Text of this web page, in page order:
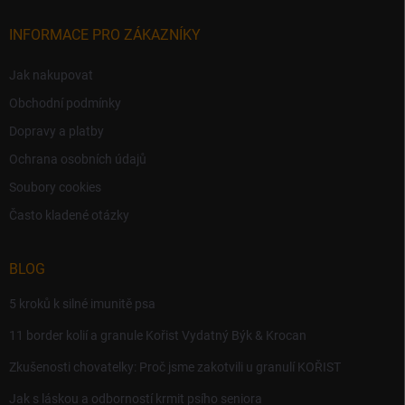
INFORMACE PRO ZÁKAZNÍKY
Jak nakupovat
Obchodní podmínky
Dopravy a platby
Ochrana osobních údajů
Soubory cookies
Často kladené otázky
BLOG
5 kroků k silné imunitě psa
11 border kolií a granule Kořist Vydatný Býk & Krocan
Zkušenosti chovatelky: Proč jsme zakotvili u granulí KOŘIST
Jak s láskou a odborností krmit psího seniora